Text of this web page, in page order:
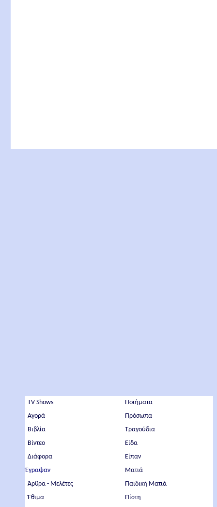
TV Shows
Αγορά
Βιβλία
Βίντεο
Διάφορα
Έγραψαν
Άρθρα - Μελέτες
Έθιμα
Ποιήματα
Πρόσωπα
Τραγούδια
Είδα
Είπαν
Ματιά
Παιδική Ματιά
Πίστη